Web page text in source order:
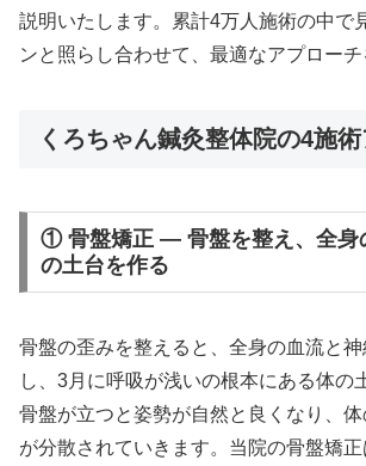
説明いたします。累計4万人施術の中で
ンと照らし合わせて、最適なアプローチ
くろちゃん鍼灸整体院の4施
① 骨盤矯正 — 骨盤を整え、全身
の土台を作る
骨盤の歪みを整えると、全身の血流と
し、3月に呼吸が浅いの根本にある体の
骨盤が立つと姿勢が自然と良くなり、
が分散されていきます。当院の骨盤矯